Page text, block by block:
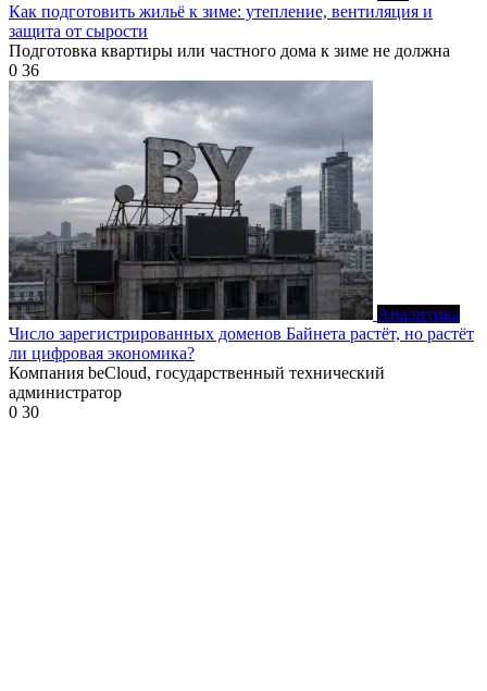
Как подготовить жильё к зиме: утепление, вентиляция и
защита от сырости
Подготовка квартиры или частного дома к зиме не должна
0 36
Аналитика
Число зарегистрированных доменов Байнета растёт, но растёт
ли цифровая экономика?
Компания beCloud, государственный технический
администратор
0 30